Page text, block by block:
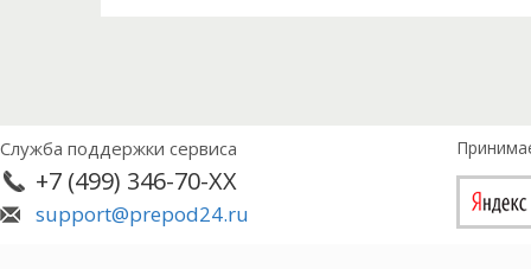
Служба поддержки сервиса
+7 (499) 346-70-XX
support@prepod24.ru